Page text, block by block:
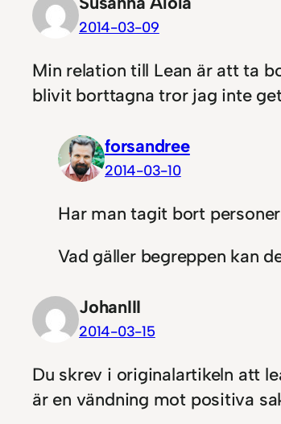
2014-03-09
Min relation till Lean är att ta
blivit borttagna tror jag inte
forsandree
2014-03-10
Har man tagit bort
Vad gäller begreppen kan
JohanIII
2014-03-15
Du skrev i originalartikeln att
är en vändning mot positiva